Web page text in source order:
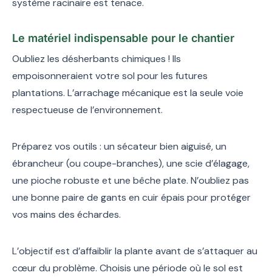
système racinaire est tenace.
Le matériel indispensable pour le chantier
Oubliez les désherbants chimiques ! Ils
empoisonneraient votre sol pour les futures
plantations. L’arrachage mécanique est la seule voie
respectueuse de l’environnement.
Préparez vos outils : un sécateur bien aiguisé, un
ébrancheur (ou coupe-branches), une scie d’élagage,
une pioche robuste et une bêche plate. N’oubliez pas
une bonne paire de gants en cuir épais pour protéger
vos mains des échardes.
L’objectif est d’affaiblir la plante avant de s’attaquer au
cœur du problème. Choisis une période où le sol est